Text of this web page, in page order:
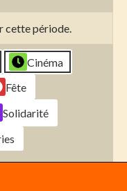
cette période.
Cinéma
Fête
Solidarité